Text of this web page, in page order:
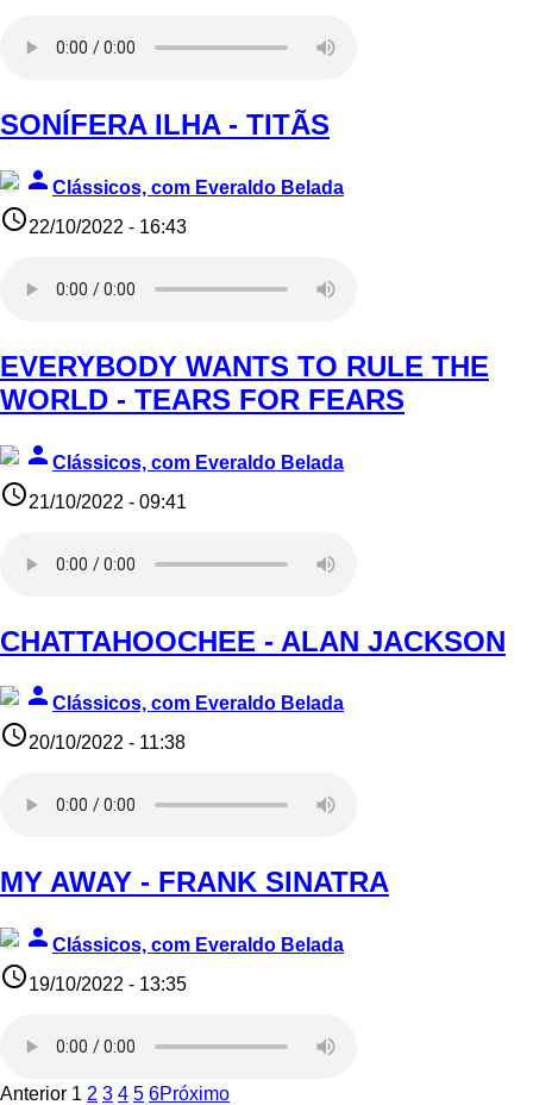
SONÍFERA ILHA - TITÃS
person Clássicos, com Everaldo Belada
access_time22/10/2022 - 16:43
EVERYBODY WANTS TO RULE THE
WORLD - TEARS FOR FEARS
person Clássicos, com Everaldo Belada
access_time21/10/2022 - 09:41
CHATTAHOOCHEE - ALAN JACKSON
person Clássicos, com Everaldo Belada
access_time20/10/2022 - 11:38
MY AWAY - FRANK SINATRA
person Clássicos, com Everaldo Belada
access_time19/10/2022 - 13:35
Anterior 1 2 3 4 5 6Próximo